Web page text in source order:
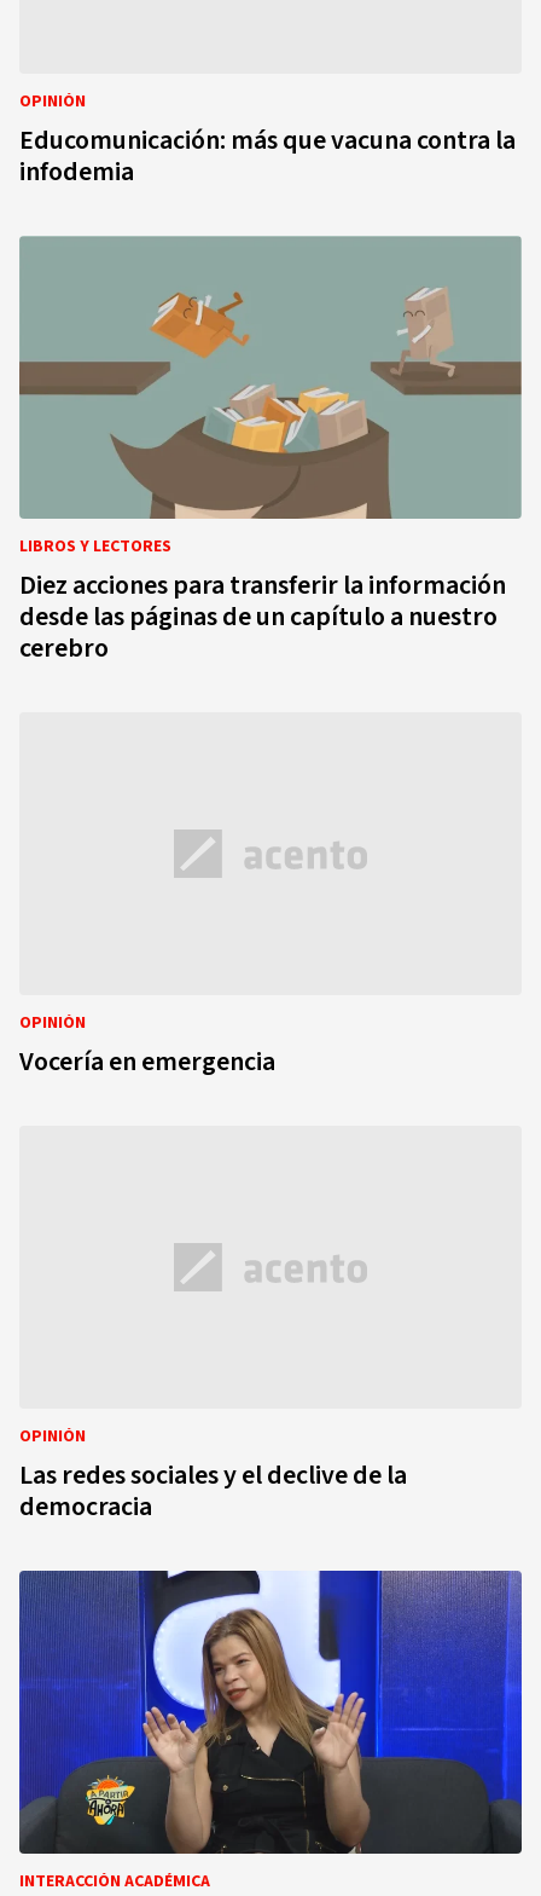
OPINIÓN
Educomunicación: más que vacuna contra la
infodemia
LIBROS Y LECTORES
Diez acciones para transferir la información
desde las páginas de un capítulo a nuestro
cerebro
OPINIÓN
Vocería en emergencia
OPINIÓN
Las redes sociales y el declive de la
democracia
INTERACCIÓN ACADÉMICA